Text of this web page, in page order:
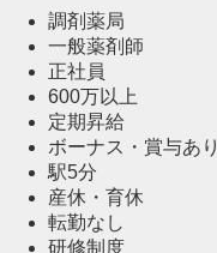
調剤薬局
一般薬剤師
正社員
600万以上
定期昇給
ボーナス・賞与あり
駅5分
産休・育休
転勤なし
研修制度